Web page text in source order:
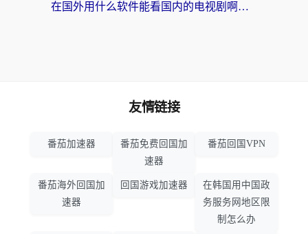
在国外用什么软件能看国内的电视剧啊？留学生亲测有效的回国加速方案
友情链接
番茄加速器
番茄免费回国加
速器
番茄回国VPN
番茄海外回国加
速器
回国游戏加速器
在韩国用中国政
务服务网地区限
制怎么办